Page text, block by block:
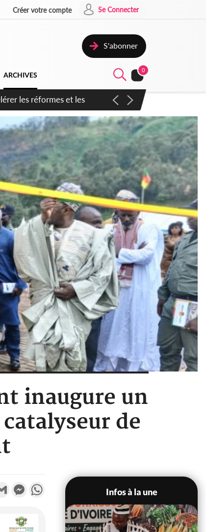
Créer votre compte Se Connecter
S'abonner
ARCHIVES
0
pour accélérer le
inaugure un
de
Gmail MessengerWhatsApp
Infos à la une